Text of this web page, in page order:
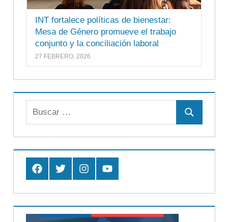
INT fortalece políticas de bienestar:
Mesa de Género promueve el trabajo
conjunto y la conciliación laboral
27 FEBRERO, 2026
Buscar
FacebookTwitter InstagramYoutube